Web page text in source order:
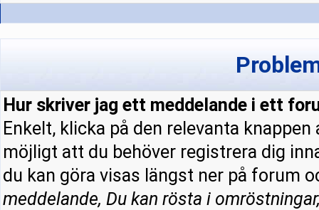
Hur skriver jag ett meddelande i ett
Enkelt, klicka på den relevanta
möjligt att du behöver registrera dig
du kan göra visas längst ner på forum
meddelande, Du kan rösta i